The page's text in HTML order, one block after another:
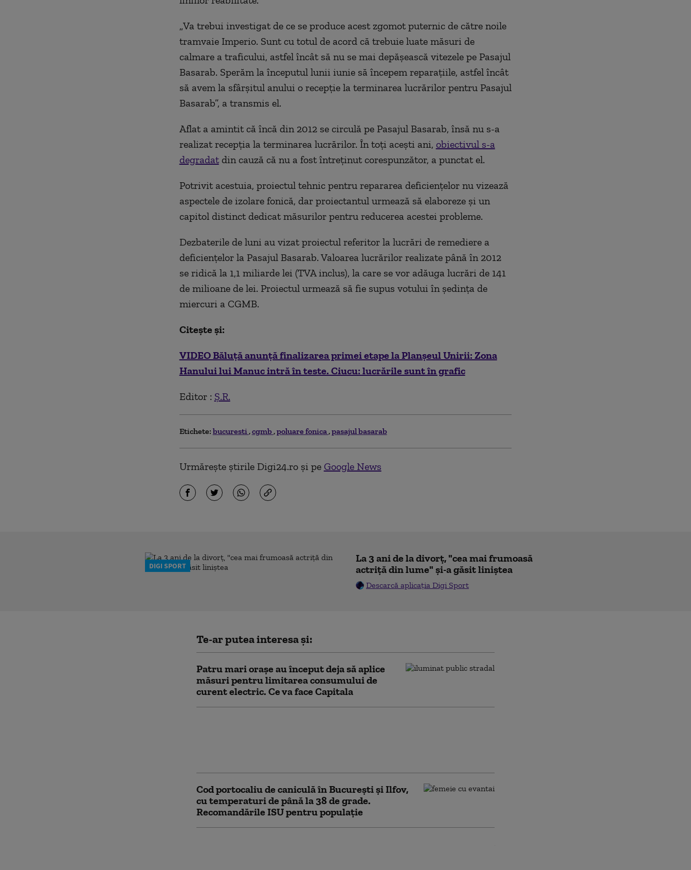
„Va trebui investigat de ce se produce acest zgomot puternic de către noile
tramvaie Imperio. Sunt cu totul de acord că trebuie luate măsuri de
calmare a traficului, astfel încât să nu se mai depăşească vitezele pe Pasajul
Basarab. Sperăm la începutul lunii iunie să începem reparaţiile, astfel încât
să avem la sfârşitul anului o recepţie la terminarea lucrărilor pentru Pasajul
Basarab”, a transmis el.
Aflat a amintit că încă din 2012 se circulă pe Pasajul Basarab, însă nu s-a
realizat recepţia la terminarea lucrărilor. În toţi aceşti ani, obiectivul s-a
degradatdin cauză că nu a fost întreţinut corespunzător, a punctat el.
Potrivit acestuia, proiectul tehnic pentru repararea deficienţelor nu vizează
aspectele de izolare fonică, dar proiectantul urmează să elaboreze şi un
capitol distinct dedicat măsurilor pentru reducerea acestei probleme.
Dezbaterile de luni au vizat proiectul referitor la lucrări de remediere a
deficienţelor la Pasajul Basarab. Valoarea lucrărilor realizate până în 2012
se ridică la 1,1 miliarde lei (TVA inclus), la care se vor adăuga lucrări de 141
de milioane de lei. Proiectul urmează să fie supus votului în şedinţa de
miercuri a CGMB.
Citește și:
VIDEO Băluţă anunţă finalizarea primei etape la Planşeul Unirii: Zona
Hanului lui Manuc intră în teste. Ciucu: lucrările sunt în grafic
Editor : Ș.R.
Etichete: bucuresti cgmb poluare fonica pasajul basarab
Urmărește știrile Digi24.ro și pe Google News
DIGI SPORT
La 3 ani de la divorț, "cea mai frumoasă
actriță din lume" și-a găsit liniștea
Descarcă aplicația Digi Sport
Te-ar putea interesa și:
Patru mari orașe au început deja să aplice
măsuri pentru limitarea consumului de
curent electric. Ce va face Capitala
Cod portocaliu de caniculă în București și Ilfov,
cu temperaturi de până la 38 de grade.
Recomandările ISU pentru populație